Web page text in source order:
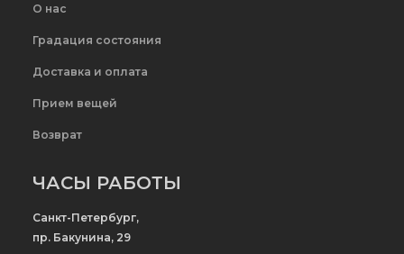
О нас
Градация состояния
Доставка и оплата
Прием вещей
Возврат
ЧАСЫ РАБОТЫ
Санкт-Петербург,
пр. Бакунина, 29